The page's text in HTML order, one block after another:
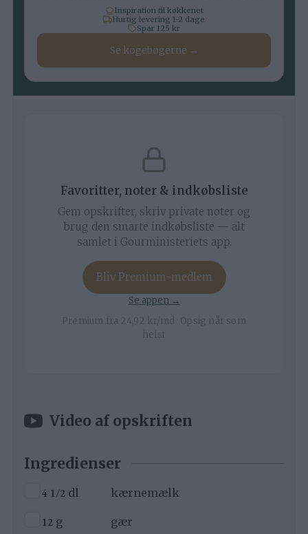
Inspiration til køkkenet
Hurtig levering 1-2 dage
Spar 125 kr
Se kogebøgerne →
Favoritter, noter & indkøbsliste
Gem opskrifter, skriv private noter og
brug den smarte indkøbsliste — alt
samlet i Gourministeriets app.
Bliv Premium-medlem
Se appen →
Premium fra 24,92 kr/md · Opsig når som
helst
Video af opskriften
Ingredienser
▢
4 1/2 dl
kærnemælk
▢
12 g gær